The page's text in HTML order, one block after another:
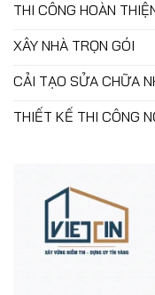
THI CÔNG HOÀN
XÂY NHÀ TRỌN GÓI
CẢI TẠO SỬA CHỮA
THIẾT KẾ THI CÔNG